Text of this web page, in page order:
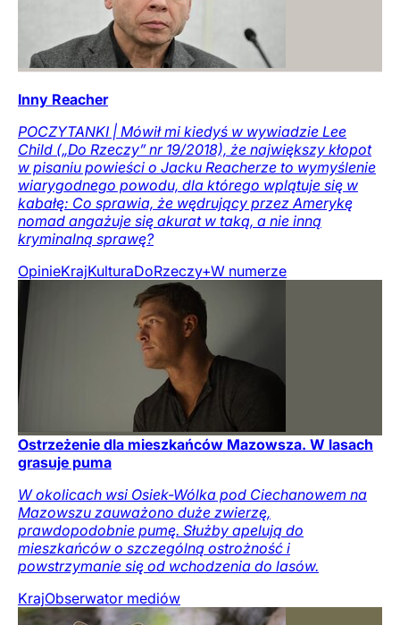
Inny Reacher
POCZYTANKI | Mówił mi kiedyś w wywiadzie Lee
Child („Do Rzeczy” nr 19/2018), że największy kłopot
w pisaniu powieści o Jacku Reacherze to wymyślenie
wiarygodnego powodu, dla którego wplątuje się w
kabałę: Co sprawia, że wędrujący przez Amerykę
nomad angażuje się akurat w taką, a nie inną
kryminalną sprawę?
OpinieKrajKulturaDoRzeczy+W numerze
Ostrzeżenie dla mieszkańców Mazowsza. W lasach
grasuje puma
W okolicach wsi Osiek-Wólka pod Ciechanowem na
Mazowszu zauważono duże zwierzę,
prawdopodobnie pumę. Służby apelują do
mieszkańców o szczególną ostrożność i
powstrzymanie się od wchodzenia do lasów.
KrajObserwator mediów